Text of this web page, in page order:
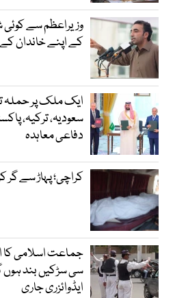
وزیراعظم سے کوئی
کے اپنے خاندان
ایک ملک پر حملہ
سعودیہ، ترکیہ،
دفاعی معاہدہ
کراچی؛ پہاڑ سے گر
جماعت اسلامی کا
سی سڑکیں بند
ایڈوائزری جاری